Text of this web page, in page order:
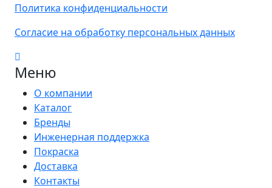
Политика конфиденциальности
Согласие на обработку персональных данных
Меню
О компании
Каталог
Бренды
Инженерная поддержка
Покраска
Доставка
Контакты